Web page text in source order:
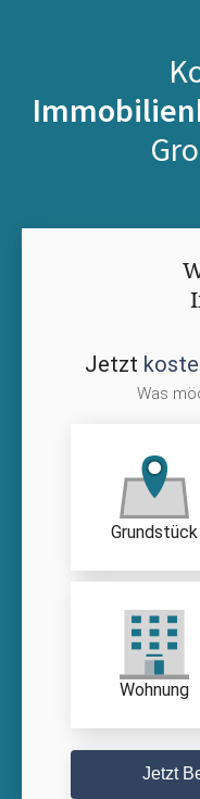
Jetzt
Was
Grundstück
Wohnung
Jetzt